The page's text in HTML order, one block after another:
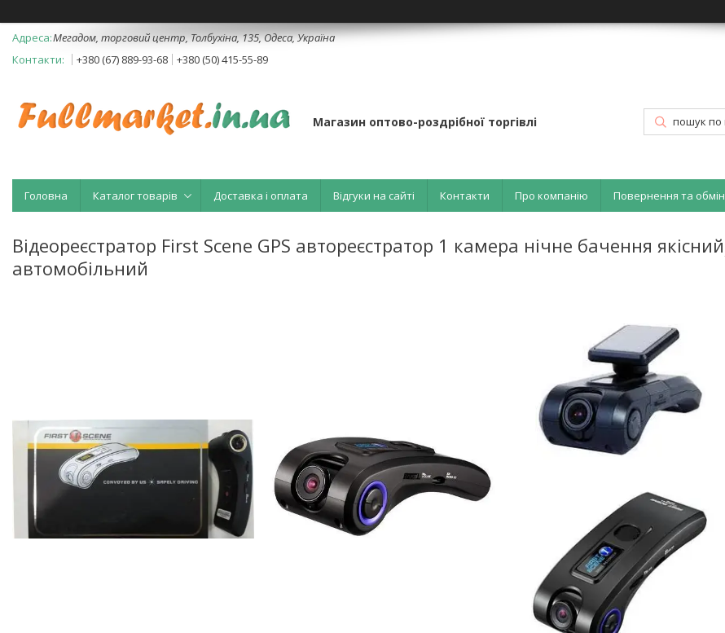
Мегадом, торговий центр, Толбухіна, 135, Одеса, Україна
+380 (67) 889-93-68
+380 (50) 415-55-89
Магазин оптово-роздрібної торгівлі
Головна Каталог товарів Доставка і оплата Відгуки на сайті Контакти Про компанію Повернення та обмін
Відеореєстратор First Scene GPS автореєстратор 1 камера нічне бачення якісний
автомобільний